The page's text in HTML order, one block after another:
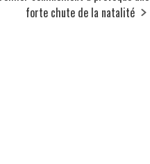
forte chute de la natalité